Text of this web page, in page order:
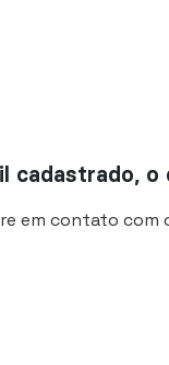
cadastrado, o
em contato